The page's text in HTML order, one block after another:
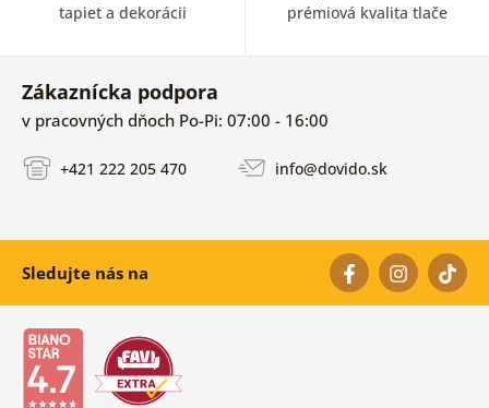
tapiet a dekorácii prémiová kvalita tlače
Zákaznícka podpora
v pracovných dňoch Po-Pi: 07:00 - 16:00
+421 222 205 470 info@dovido.sk
Sledujte nás na